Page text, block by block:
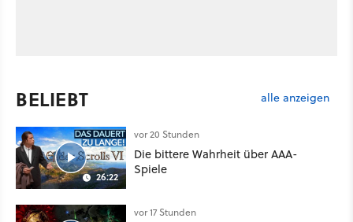
BELIEBT alle anzeigen
26:22
vor 20 Stunden
Die bittere Wahrheit über AAA-
Spiele
vor 17 Stunden